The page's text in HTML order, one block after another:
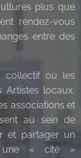
plus que
rendez-vous
entre des
collectif où les
Artistes locaux,
associations et
au sein de
et partager un
une « cité »